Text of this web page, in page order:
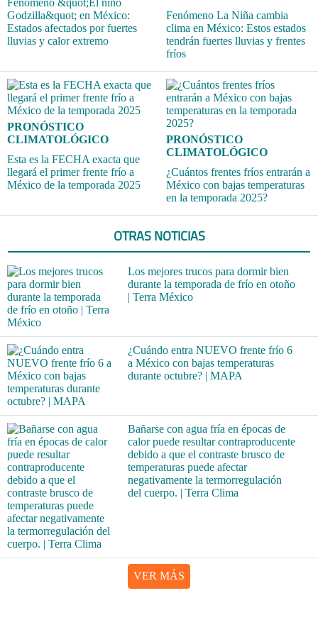
Godzilla&quot; en México:
Estados afectados por fuertes
lluvias y calor extremo
Fenómeno La Niña cambia
clima en México: Estos estados
tendrán fuertes lluvias y frentes
fríos
PRONÓSTICO
CLIMATOLÓGICO
Esta es la FECHA exacta que
llegará el primer frente frío a
México de la temporada 2025
PRONÓSTICO
CLIMATOLÓGICO
¿Cuántos frentes fríos entrarán a
México con bajas temperaturas
en la temporada 2025?
OTRAS NOTICIAS
Los mejores trucos para dormir bien
durante la temporada de frío en otoño
| Terra México
¿Cuándo entra NUEVO frente frío 6
a México con bajas temperaturas
durante octubre? | MAPA
Bañarse con agua fría en épocas de
calor puede resultar contraproducente
debido a que el contraste brusco de
temperaturas puede afectar
negativamente la termorregulación
del cuerpo. | Terra Clima
VER MÁS